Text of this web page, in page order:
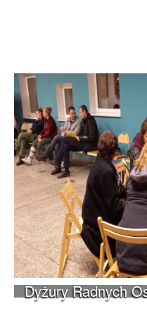
Dyżury Radnych